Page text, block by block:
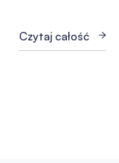
Czytaj całość